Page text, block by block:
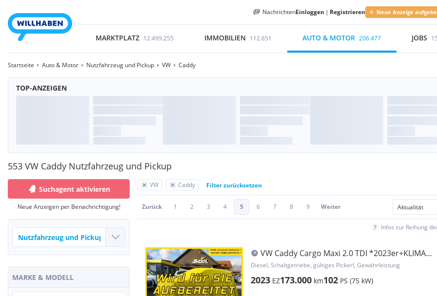
NachrichtenEinloggen | Registrieren Neue Anzeige
MARKTPLATZ 12.499.255 IMMOBILIEN 112.651 AUTO & MOTOR 206.477 JOBS
Startseite Auto & Motor Nutzfahrzeug und Pickup VW Caddy
TOP-ANZEIGEN
553 VW Caddy Nutzfahrzeug und Pickup
VW Caddy Filter zurücksetzen
Zurück 1 2 3 4 5 6 7 8 9 Weiter
Infos zur Reihung
VW Caddy Cargo Maxi 2.0 TDI *2023er+KLIMA*
Transporter / Kastenwagen
Diesel, Schaltgetriebe, gültiges Pickerl, Gewährleistung
2023 EZ173.000 km102 PS (75 kW)
Suchagent aktivieren
Neue Anzeigen per Benachrichtigung!
MARKE & MODELL